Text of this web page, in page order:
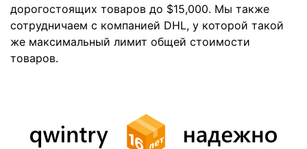
дорогостоящих товаров до $15,000. Мы также
сотрудничаем с компанией DHL, у которой такой
же максимальный лимит общей стоимости
товаров.